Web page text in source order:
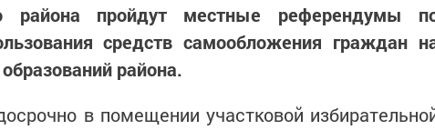
района пройдут местные референдумы
средств самообложения граждан
района.
в помещении участковой